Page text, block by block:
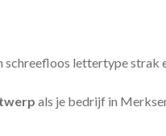
lettertype strak
als je bedrijf in